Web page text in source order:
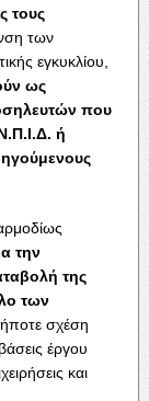
τους
των
εγκυκλίου,
ως
που
ή
την
της
των
σχέση
έργου
και